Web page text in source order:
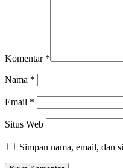
Komentar *
Nama *
Email *
Situs Web
Simpan nama, email, dan